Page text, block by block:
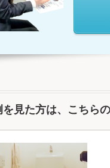
を見た方は、こちら